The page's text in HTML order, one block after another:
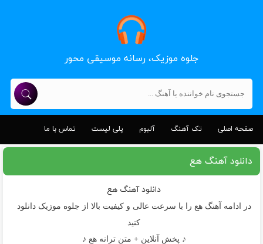
جلوه موزیک، رسانه موسیقی محور
صفحه اصلی تک آهنگ آلبوم پلی لیست تماس با ما
دانلود آهنگ هع
دانلود آهنگ هع
در ادامه آهنگ هع را با سرعت عالی و کیفیت بالا از جلوه موزیک دانلود
کنید
♪ پخش آنلاین + متن ترانه هع ♪